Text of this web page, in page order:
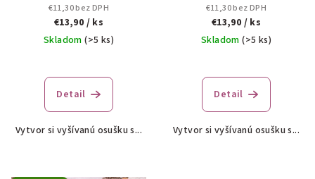
€11,30 bez DPH
€13,90 / ks
Skladom(>5 ks)
hodnotenie
produktu
z
Detail
Vytvor si vyšívanú osušku s...
€11,30 bez DPH
€13,90 / ks
Skladom(>5 ks)
hodnotenie
produktu
z
Detail
Vytvor si vyšívanú osušku s...